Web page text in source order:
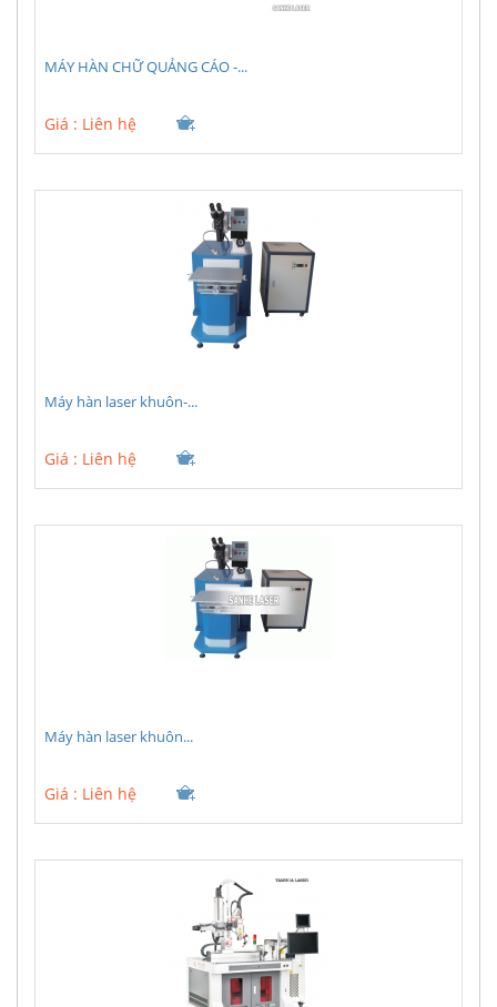
MÁY HÀN CHỮ QUẢNG CÁO -...
Giá : Liên hệ
Máy hàn laser khuôn-...
Giá : Liên hệ
Máy hàn laser khuôn...
Giá : Liên hệ